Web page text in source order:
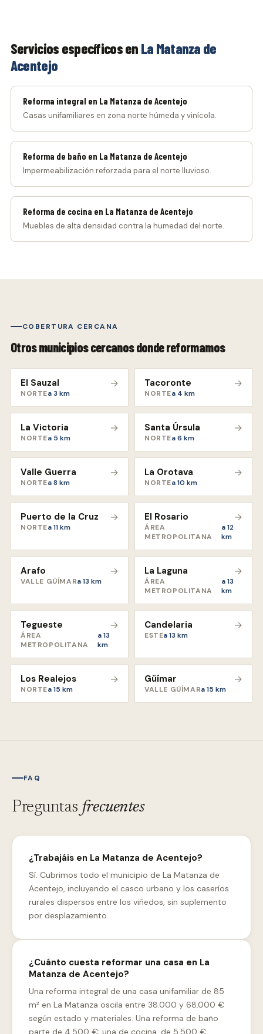
Servicios específicos en La Matanza de
Acentejo
Reforma integral en La Matanza de Acentejo
Casas unifamiliares en zona norte húmeda y vinícola.
Reforma de baño en La Matanza de Acentejo
Impermeabilización reforzada para el norte lluvioso.
Reforma de cocina en La Matanza de Acentejo
Muebles de alta densidad contra la humedad del norte.
COBERTURA CERCANA
Otros municipios cercanos donde reformamos
El Sauzal
NORTEa3 km
→ Tacoronte
NORTEa 4 km
→
La Victoria
NORTEa 5 km
→ Santa Úrsula
NORTEa6 km
→
Valle Guerra
NORTEa8 km
→ La Orotava
NORTEa10 km
→
Puerto de la Cruz
NORTEa11km
→ El Rosario
ÁREA
METROPOLITANA
a12
km
→
Arafo
VALLE GÜÍMARa13 km
→ La Laguna
ÁREA
METROPOLITANA
a13
km
→
Tegueste
ÁREA
METROPOLITANA
a13
km
→ Candelaria
ESTEa13 km
→
Los Realejos
NORTEa15 km
→ Güímar
VALLE GÜÍMARa15 km
→
FAQ
Preguntas frecuentes
¿Trabajáis en La Matanza de Acentejo?
Sí. Cubrimos todo el municipio de La Matanza de
Acentejo, incluyendo el casco urbano y los caseríos
rurales dispersos entre los viñedos, sin suplemento
por desplazamiento.
¿Cuánto cuesta reformar una casa en La
Matanza de Acentejo?
Una reforma integral de una casa unifamiliar de 85
m² en La Matanza oscila entre 38.000 y 68.000 €
según estado y materiales. Una reforma de baño
parte de 4.500 €; una de cocina, de 5.500 €.